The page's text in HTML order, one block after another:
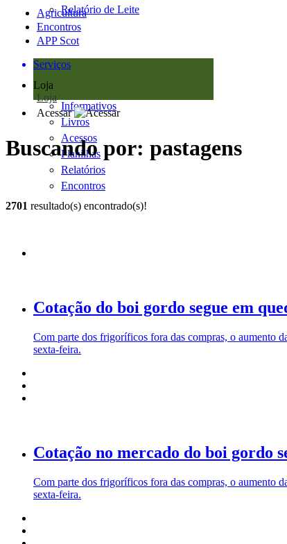
Relatório de Leite
Agricultura
Encontros
APP Scot
Serviços
Loja
Loja
Informativos
Livros
Acessos
Planilhas
Relatórios
Encontros
Acessar
Buscando por: pastagens
2701 resultado(s) encontrado(s)!
Cotação do boi gordo segue em
Com parte dos frigoríficos fora das compras, o aumento
sexta-feira.
Cotação no mercado do boi gordo
Com parte dos frigoríficos fora das compras, o aumento
sexta-feira.